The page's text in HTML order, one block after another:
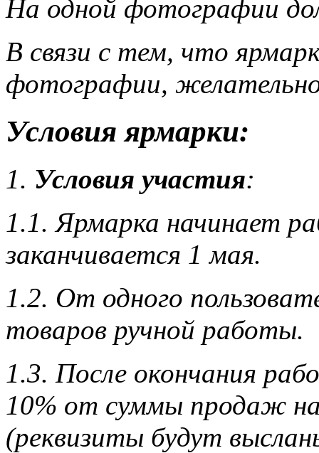
На одной фотографии
В связи с тем, что
фотографии,
Условия ярмарки:
1. Условия участия:
1.1. Ярмарка начинает
заканчивается 1 мая.
1.2. От одного
товаров ручной работы.
1.3. После окончания
10% от суммы продаж
(реквизиты будут